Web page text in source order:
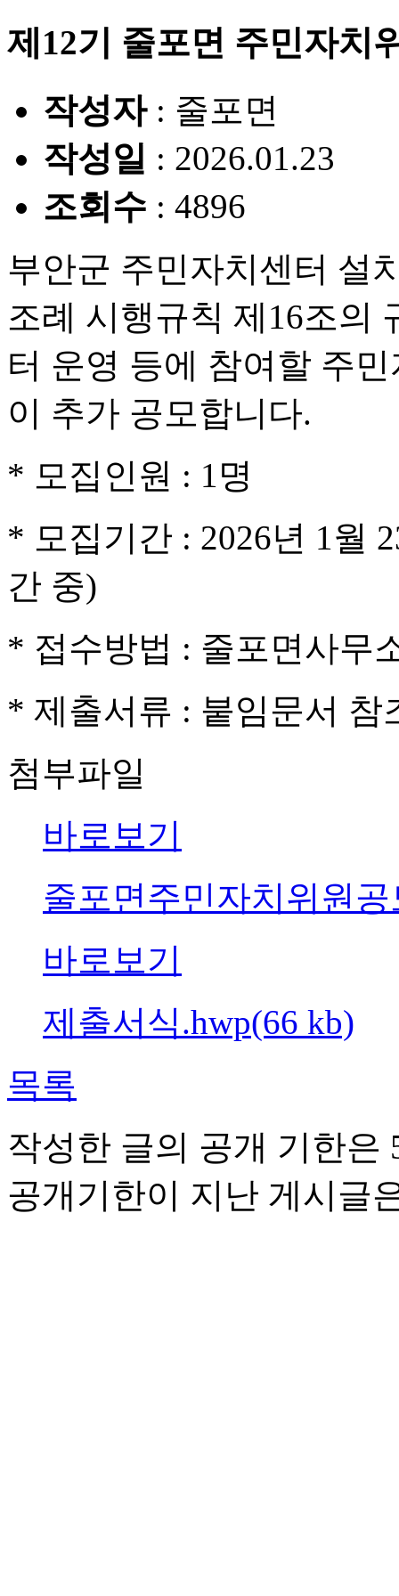
제12기 줄포면 주민자치
작성자: 줄포면
작성일 : 2026.01.23
조회수 : 4896
부안군 주민자치센터 설
조례 시행규칙 제16조의
터 운영 등에 참여할 주
이 추가 공모합니다.
* 모집인원 : 1명
* 모집기간 : 2026년 1월
간 중)
* 접수방법 : 줄포면사무
* 제출서류 : 붙임문서 참
첨부파일
바로보기
줄포면주민자치위원
바로보기
제출서식.hwp(66 kb)
목록
작성한 글의 공개 기한은
공개기한이 지난 게시글